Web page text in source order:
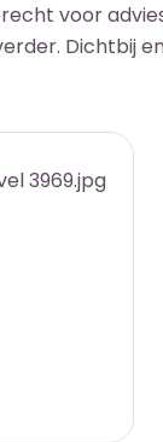
voor
Dichtbij